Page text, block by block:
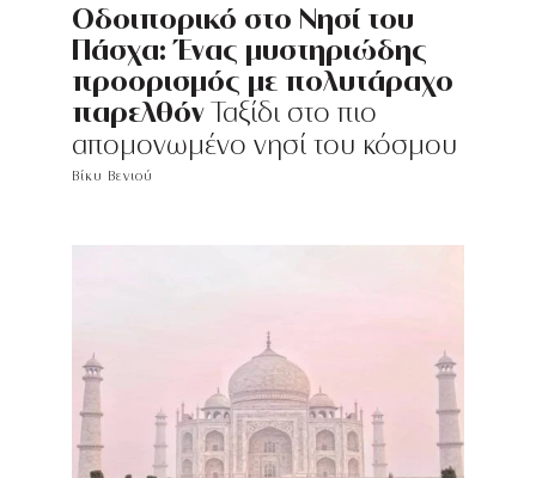
Οδοιπορικό στο Νησί του
Πάσχα: Ένας μυστηριώδης
προορισμός με πολυτάραχο
παρελθόνΤαξίδι στο πιο
απομονωμένο νησί του κόσμου
Βίκυ Βενιού